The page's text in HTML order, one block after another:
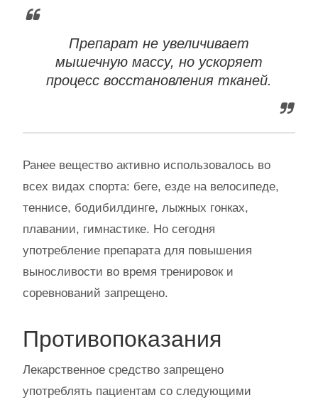
Препарат не увеличивает
мышечную массу, но ускоряет
процесс восстановления тканей.
Ранее вещество активно использовалось во
всех видах спорта: беге, езде на велосипеде,
теннисе, бодибилдинге, лыжных гонках,
плавании, гимнастике. Но сегодня
употребление препарата для повышения
выносливости во время тренировок и
соревнований запрещено.
Противопоказания
Лекарственное средство запрещено
употреблять пациентам со следующими